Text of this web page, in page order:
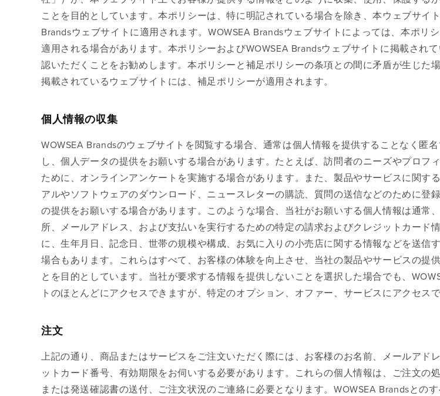
ことを目的としています。本ポリシーは、特に明記されている場合を除き、本ウェブサイ
Brandsウェブサイトに適用されます。WOWSEA Brandsウェブサイトによっては、本ポリ
適用される場合があります。本ポリシーおよびWOWSEA Brandsウェブサイトに掲載され
認いただくことをお勧めします。本ポリシーと補足ポリシーの条項との間に矛盾が生じた
掲載されているウェブサイトには、補足ポリシーが適用されます。
個人情報の収集
WOWSEA Brandsのウェブサイトを閲覧する場合、通常は個人情報を提供することなく匿
し、個人データの提供をお願いする場合があります。たとえば、訪問者のニーズやプロフ
ために、オンラインアンケートを実施する場合があります。また、製品やサービスに関す
アルやソフトウェアのダウンロード、ニュースレターの購読、質問の送信などのために登
の提供をお願いする場合があります。このような場合、当社がお願いする個人情報は通常
所、メールアドレス、および支払いを実行するための特定の請求およびクレジットカード
に、生年月日、記念日、世帯の規模や構成、お気に入りの小売店に関する情報などを送信
場合もあります。これらはすべて、お客様の体験を向上させ、当社の製品やサービスの提
とを目的としています。当社が要求する情報を提供しないことを選択した場合でも、
トのほとんどにアクセスできますが、特定のオプション、オファー、サービスにアクセス
注文
上記の通り、商品またはサービスをご注文いただく際には、お客様のお名前、メールアド
ットカード番号、有効期限をお伺いする必要があります。これらの個人情報は、ご注文の
または発送確認書の送付、ご注文状況のご連絡に必要となります。WOWSEA Brandsとの